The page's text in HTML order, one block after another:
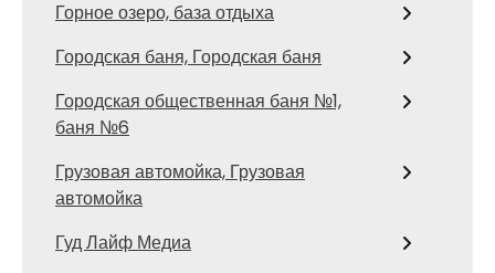
Горное озеро, база отдыха
Городская баня, Городская баня
Городская общественная баня №1,
баня №6
Грузовая автомойка, Грузовая
автомойка
Гуд Лайф Медиа